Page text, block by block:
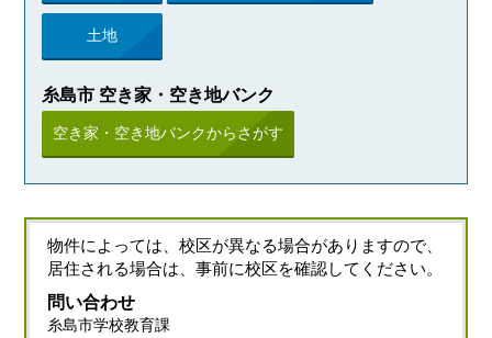
土地
糸島市 空き家・空き地バンク
空き家・空き地バンクからさがす
物件によっては、校区が異なる場合がありますので、
居住される場合は、事前に校区を確認してください。
問い合わせ
糸島市学校教育課